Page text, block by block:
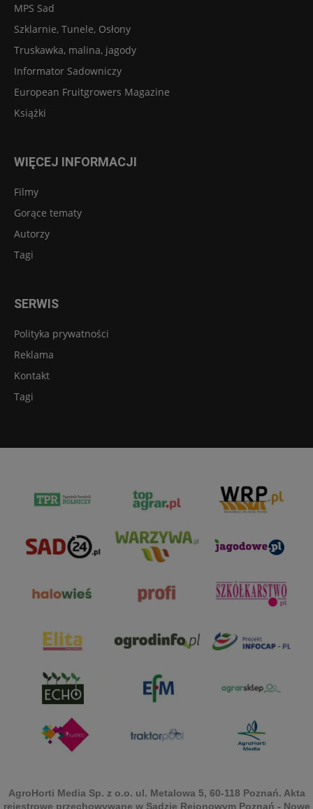
MPS Sad
Szklarnie, Tunele, Osłony
Truskawka, malina, jagody
Informator Sadowniczy
European Fruitgrowers Magazine
Książki
WIĘCEJ INFORMACJI
Filmy
Gorące tematy
Autorzy
Tagi
SERWIS
Polityka prywatności
Reklama
Kontakt
Tagi
AgroHorti Media Sp. z o.o. ul. Metalowa 5, 60-118 Poznań. Akta
rejestrowe przechowywane w Sądzie Rejonowym Poznań - Nowe